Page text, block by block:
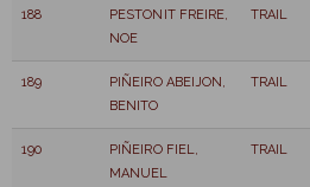
188
PESTONIT FREIRE,
NOE
TRAIL
189
PIÑEIRO ABEIJON,
BENITO
TRAIL
190
PIÑEIRO FIEL,
MANUEL
TRAIL